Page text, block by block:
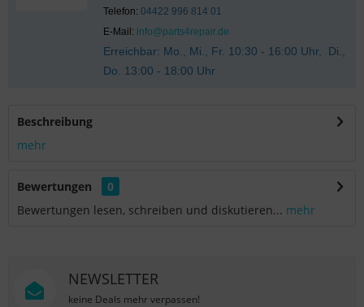
Telefon: 04422 996 814 01
E-Mail: info@parts4repair.de
Erreichbar: Mo., Mi., Fr. 10:30 - 16:00 Uhr, Di.,
Do. 13:00 - 18:00 Uhr
Beschreibung
mehr
Bewertungen
0
Bewertungen lesen, schreiben und diskutieren... mehr
NEWSLETTER
keine Deals mehr verpassen!